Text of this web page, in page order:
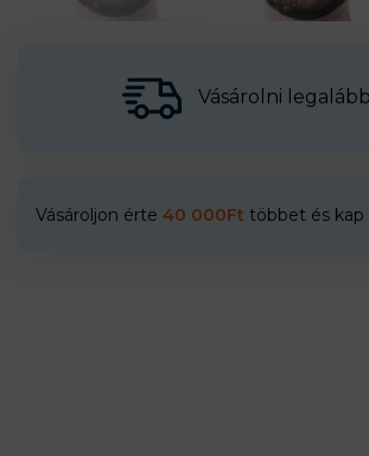
Vásárolni legalább
Vásároljon érte 40 000Ft többet és kap